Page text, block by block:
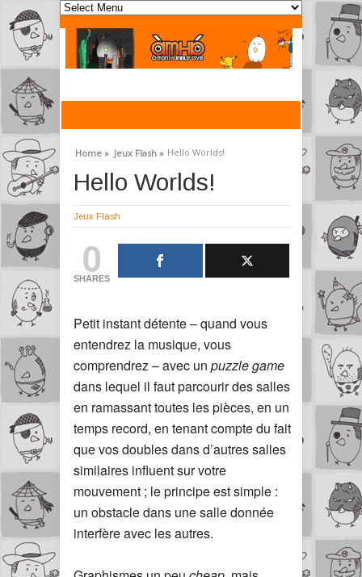
Home » Jeux Flash » Hello Worlds!
Hello Worlds!
Jeux Flash
0
SHARES
Petit instant détente – quand vous
entendrez la musique, vous
comprendrez – avec un puzzle game
dans lequel il faut parcourir des salles
en ramassant toutes les pièces, en un
temps record, en tenant compte du fait
que vos doubles dans d’autres salles
similaires influent sur votre
mouvement ; le principe est simple :
un obstacle dans une salle donnée
interfère avec les autres.